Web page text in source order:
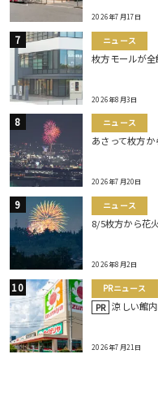
2026年7月17日
ニュース
枚方モールが
2026年8月3日
ニュース
あさって枚方
2026年7月20日
ニュース
8/5枚方から花
2026年8月2日
PRニュース
PR 涼しい館
2026年7月21日